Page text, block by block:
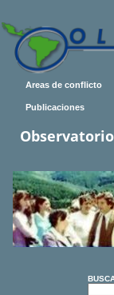
Areas de conflicto
Publicaciones